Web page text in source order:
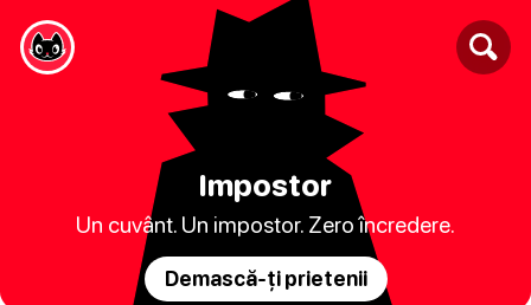
Impostor
Un cuvânt. Un impostor. Zero încredere.
Demască-ți prietenii